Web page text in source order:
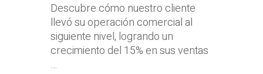
Descubre cómo nuestro cliente
llevó su operación comercial al
siguiente nivel, logrando un
crecimiento del 15% en sus ventas
…